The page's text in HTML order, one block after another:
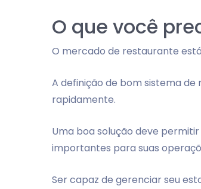
O que você
O mercado de restaurante
A definição de bom sistema
rapidamente.
Uma boa solução deve
importantes para suas
Ser capaz de gerenciar seu